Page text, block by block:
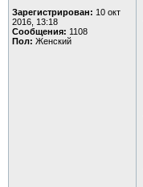
Зарегистрирован: 10 окт
2016, 13:18
Сообщения: 1108
Пол: Женский